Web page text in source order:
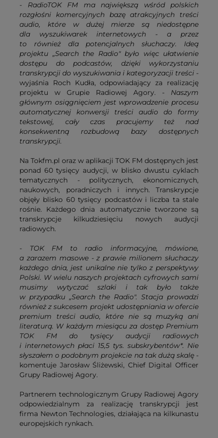
- RadioTOK FM ma największą wśród polskich
rozgłośni komercyjnych bazę atrakcyjnych treści
audio, które w dużej mierze są niedostępne
dla wyszukiwarek internetowych - a przez
to również dla potencjalnych słuchaczy. Ideą
projektu „Search the Radio" było więc ułatwienie
dostępu do podcastów, dzięki wykorzystaniu
transkrypcji do wyszukiwania i kategoryzacji treści -
wyjaśnia Roch Kudła, odpowiadający za realizację
projektu w Grupie Radiowej Agory. - Naszym
głównym osiągnięciem jest wprowadzenie procesu
automatycznej konwersji treści audio do formy
tekstowej, cały czas pracujemy też nad
konsekwentną rozbudową bazy dostępnych
transkrypcji.
Na Tokfm.pl oraz w aplikacji TOK FM dostępnych jest
ponad 60 tysięcy audycji, w blisko dwustu cyklach
tematycznych - politycznych, ekonomicznych,
naukowych, poradniczych i innych. Transkrypcje
objęły blisko 60 tysięcy podcastów i liczba ta stale
rośnie. Każdego dnia automatycznie tworzone są
transkrypcje kilkudziesięciu nowych audycji
radiowych.
- TOK FM to radio informacyjne, mówione,
a zarazem masowe - z prawie milionem słuchaczy
każdego dnia, jest unikalne nie tylko z perspektywy
Polski. W wielu naszych projektach cyfrowych sami
musimy wytyczać szlaki i tak było także
w przypadku „Search the Radio". Stacja prowadzi
również z sukcesem projekt udostępniania w ofercie
premium treści audio, które nie są muzyką ani
literaturą. W każdym miesiącu za dostęp Premium
TOK FM do tysięcy audycji radiowych
i internetowych płaci 15,5 tys. subskrybentów*. Nie
słyszałem o podobnym projekcie na tak dużą skalę-
komentuje Jarosław Śliżewski, Chief Digital Officer
Grupy Radiowej Agory.
Partnerem technologicznym Grupy Radiowej Agory
odpowiedzialnym za realizację transkrypcji jest
firma Newton Technologies, działająca na kilkunastu
europejskich rynkach.